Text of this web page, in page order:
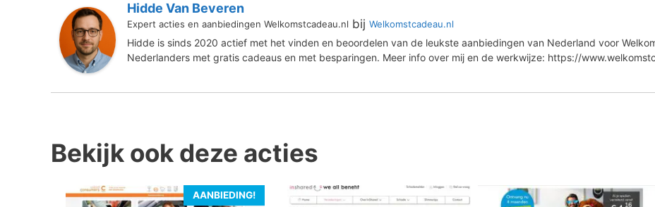
Hidde Van Beveren
Expert acties en aanbiedingen Welkomstcadeau.nl bij Welkomstcadeau.nl
Hidde is sinds 2020 actief met het vinden en beoordelen van de leukste aanbiedingen van Nederland voor
Nederlanders met gratis cadeaus en met besparingen. Meer info over mij en de werkwijze: https://
Bekijk ook deze acties
AANBIEDING!